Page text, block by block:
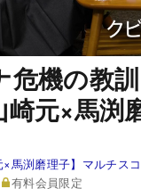
危機の教
元×馬渕
×馬渕磨理子】マルチス
有料会員限定